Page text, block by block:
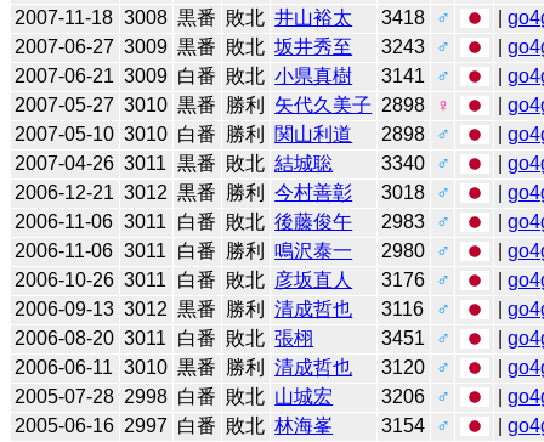
2007-11-18 3008 黒番 敗北 井山裕太 3418 ♂ |
2007-06-27 3009 黒番 敗北 坂井秀至 3243 ♂ |
2007-06-21 3009 白番 敗北 小県真樹 3141 ♂ |
2007-05-27 3010 黒番 勝利 矢代久美子 2898 ♀ |
2007-05-10 3010 白番 勝利 関山利道 2898 ♂ |
2007-04-26 3011 黒番 敗北 結城聡 3340 ♂ |
2006-12-21 3012 黒番 勝利 今村善彰 3018 ♂ |
2006-11-06 3011 白番 敗北 後藤俊午 2983 ♂ |
2006-11-06 3011 白番 勝利 鳴沢泰一 2980 ♂ |
2006-10-26 3011 白番 敗北 彦坂直人 3176 ♂ |
2006-09-13 3012 黒番 勝利 清成哲也 3116 ♂ |
2006-08-20 3011 白番 敗北 張栩 3451 ♂ |
2006-06-11 3010 黒番 勝利 清成哲也 3120 ♂ |
2005-07-28 2998 白番 敗北 山城宏 3206 ♂ |
2005-06-16 2997 白番 敗北 林海峯 3154 ♂ |